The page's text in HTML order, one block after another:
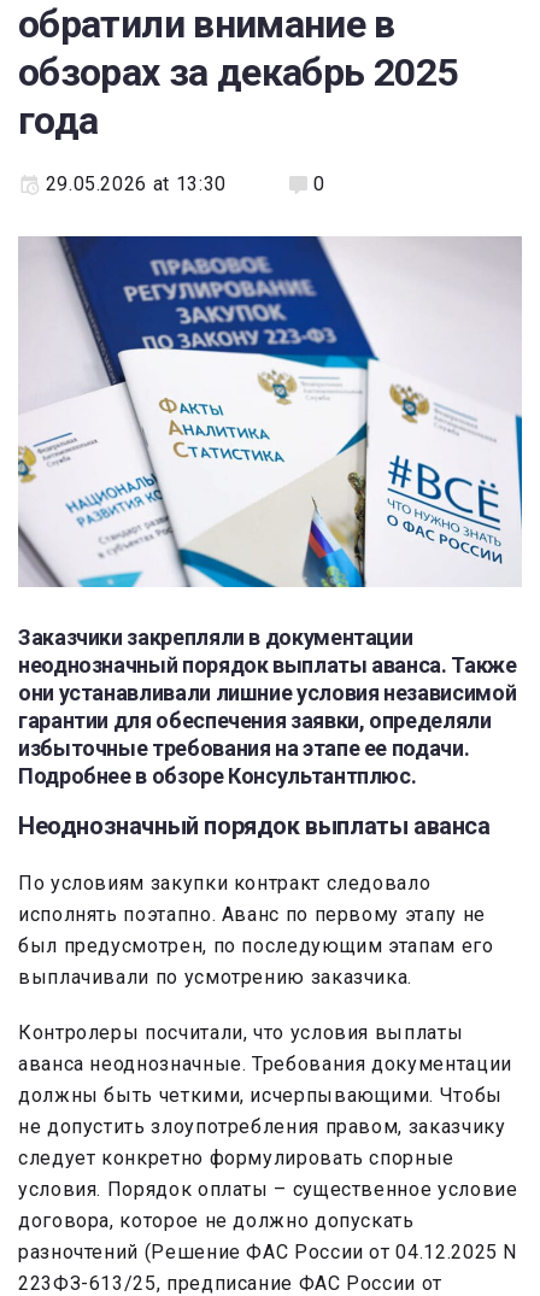
обратили внимание в
обзорах за декабрь 2025
года
29.05.2026 at 13:30 0
Заказчики закрепляли в документации
неоднозначный порядок выплаты аванса. Также
они устанавливали лишние условия независимой
гарантии для обеспечения заявки, определяли
избыточные требования на этапе ее подачи.
Подробнее в обзоре Консультантплюс.
Неоднозначный порядок выплаты аванса
По условиям закупки контракт следовало
исполнять поэтапно. Аванс по первому этапу не
был предусмотрен, по последующим этапам его
выплачивали по усмотрению заказчика.
Контролеры посчитали, что условия выплаты
аванса неоднозначные. Требования документации
должны быть четкими, исчерпывающими. Чтобы
не допустить злоупотребления правом, заказчику
следует конкретно формулировать спорные
условия. Порядок оплаты – существенное условие
договора, которое не должно допускать
разночтений (Решение ФАС России от 04.12.2025 N
223ФЗ-613/25, предписание ФАС России от